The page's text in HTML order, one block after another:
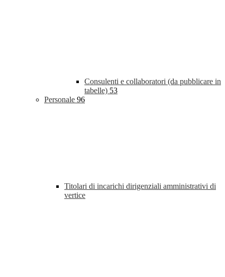
Consulenti e collaboratori (da pubblicare in
tabelle) 53
Personale 96
Titolari di incarichi dirigenziali amministrativi di
vertice